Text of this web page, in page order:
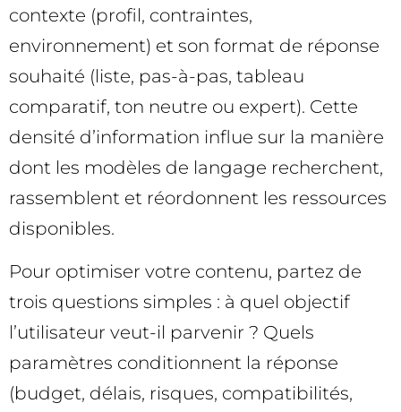
contexte (profil, contraintes,
environnement) et son format de réponse
souhaité (liste, pas-à-pas, tableau
comparatif, ton neutre ou expert). Cette
densité d’information influe sur la manière
dont les modèles de langage recherchent,
rassemblent et réordonnent les ressources
disponibles.
Pour optimiser votre contenu, partez de
trois questions simples : à quel objectif
l’utilisateur veut-il parvenir ? Quels
paramètres conditionnent la réponse
(budget, délais, risques, compatibilités,